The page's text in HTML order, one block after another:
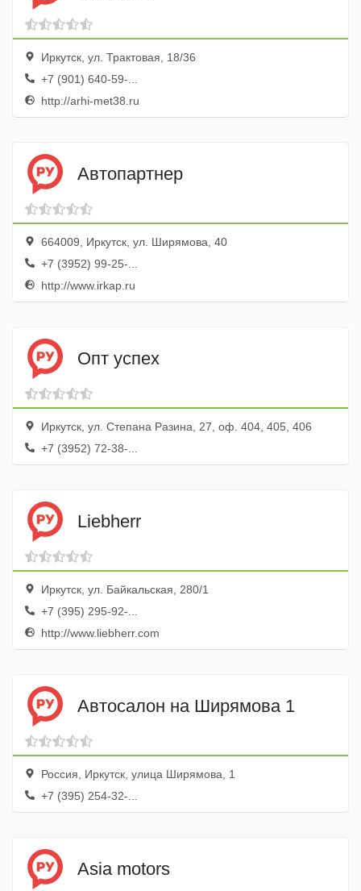
Иркутск, ул. Трактовая, 18/36
+7 (901) 640-59-...
http://arhi-met38.ru
Автопартнер
664009, Иркутск, ул. Ширямова, 40
+7 (3952) 99-25-...
http://www.irkap.ru
Опт успех
Иркутск, ул. Степана Разина, 27, оф. 404, 405, 406
+7 (3952) 72-38-...
Liebherr
Иркутск, ул. Байкальская, 280/1
+7 (395) 295-92-...
http://www.liebherr.com
Автосалон на Ширямова 1
Россия, Иркутск, улица Ширямова, 1
+7 (395) 254-32-...
Asia motors